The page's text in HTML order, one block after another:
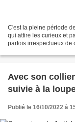
C'est la pleine période
qui attire les curieux et
parfois irrespectueux de
Avec son
suivie à la
Publié le 16/10/2022 à